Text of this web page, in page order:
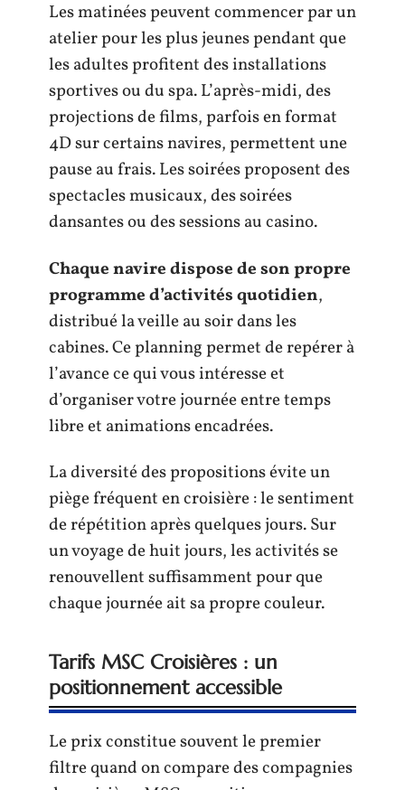
Les matinées peuvent commencer par un
atelier pour les plus jeunes pendant que
les adultes profitent des installations
sportives ou du spa. L’après-midi, des
projections de films, parfois en format
4D sur certains navires, permettent une
pause au frais. Les soirées proposent des
spectacles musicaux, des soirées
dansantes ou des sessions au casino.
Chaque navire dispose de son propre
programme d’activités quotidien,
distribué la veille au soir dans les
cabines. Ce planning permet de repérer à
l’avance ce qui vous intéresse et
d’organiser votre journée entre temps
libre et animations encadrées.
La diversité des propositions évite un
piège fréquent en croisière : le sentiment
de répétition après quelques jours. Sur
un voyage de huit jours, les activités se
renouvellent suffisamment pour que
chaque journée ait sa propre couleur.
Tarifs MSC Croisières : un
positionnement accessible
Le prix constitue souvent le premier
filtre quand on compare des compagnies